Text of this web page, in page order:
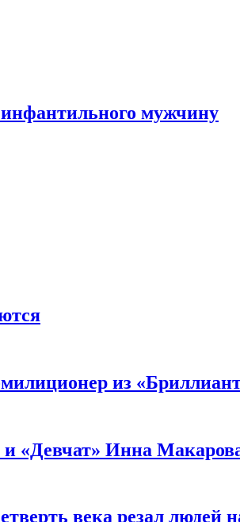
мужчину
из
и «Девчат» Инна
века резал людей